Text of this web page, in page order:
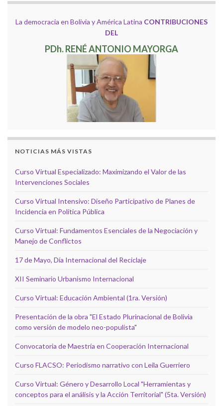
La democracia en Bolivia y América Latina CONTRIBUCIONES
DEL
PDh. RENÉ ANTONIO MAYORGA
NOTICIAS MÁS VISTAS
Curso Virtual Especializado: Maximizando el Valor de las
Intervenciones Sociales
Curso Virtual Intensivo: Diseño Participativo de Planes de
Incidencia en Política Pública
Curso Virtual: Fundamentos Esenciales de la Negociación y
Manejo de Conflictos
17 de Mayo, Día Internacional del Reciclaje
XII Seminario Urbanismo Internacional
Curso Virtual: Educación Ambiental (1ra. Versión)
Presentación de la obra "El Estado Plurinacional de Bolivia
como versión de modelo neo-populista"
Convocatoria de Maestría en Cooperación Internacional
Curso FLACSO: Periodismo narrativo con Leila Guerriero
Curso Virtual: Género y Desarrollo Local "Herramientas y
conceptos para el análisis y la Acción Territorial" (5ta. Versión)